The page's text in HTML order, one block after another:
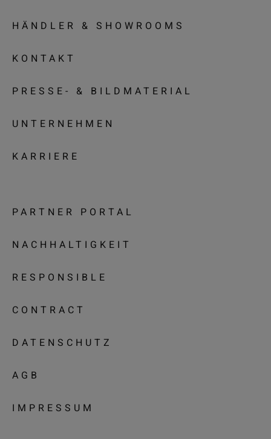
HÄNDLER & SHOWROOMS
KONTAKT
PRESSE- & BILDMATERIAL
UNTERNEHMEN
KARRIERE
PARTNER PORTAL
NACHHALTIGKEIT
RESPONSIBLE
CONTRACT
DATENSCHUTZ
AGB
IMPRESSUM